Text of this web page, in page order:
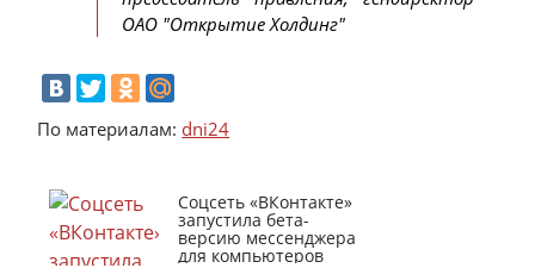
ОАО "Открытие Холдинг"
По материалам: dni24
Соцсеть «ВКонтакте»
запустила бета-
версию мессенджера
для компьютеров